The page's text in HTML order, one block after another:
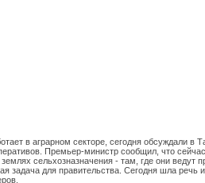
в аграрном секторе, сегодня обсуждали в
Премьер-министр сообщил, что
сельхозназначения - там, где они ведут
задача для правительства. Сегодня шла речь